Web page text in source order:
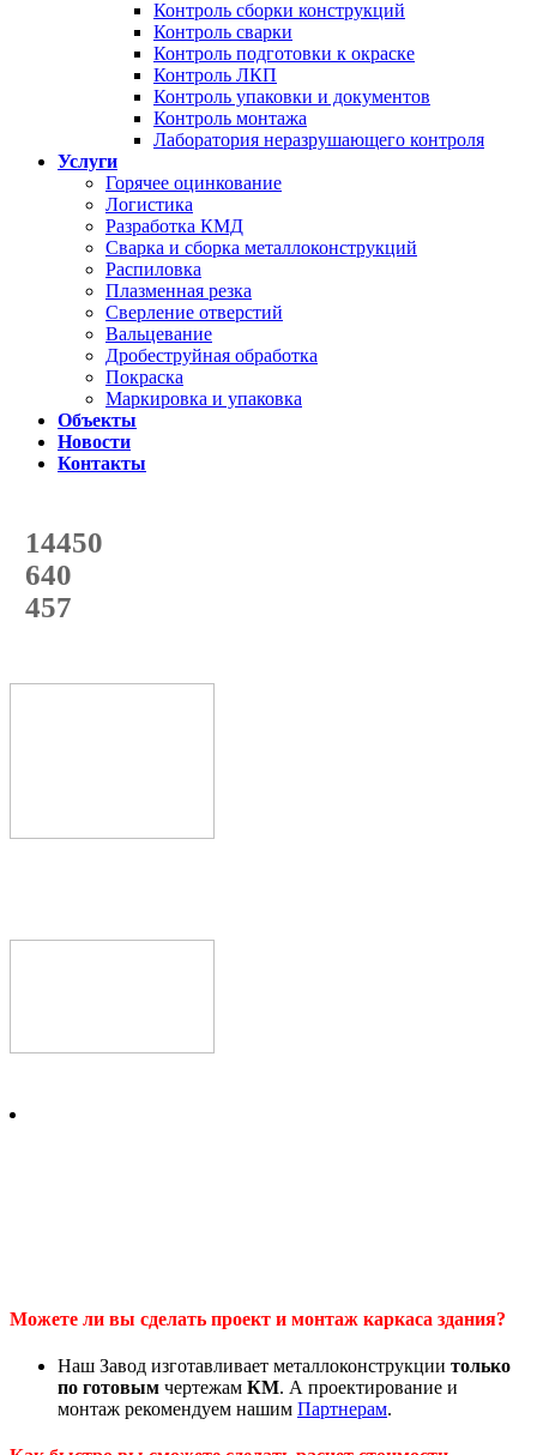
Контроль сборки конструкций
Контроль сварки
Контроль подготовки к окраске
Контроль ЛКП
Контроль упаковки и документов
Контроль монтажа
Лаборатория неразрушающего контроля
Услуги
Горячее оцинкование
Логистика
Разработка КМД
Сварка и сборка металлоконструкций
Распиловка
Плазменная резка
Сверление отверстий
Вальцевание
Дробеструйная обработка
Покраска
Маркировка и упаковка
Объекты
Новости
Контакты
14450
с начала года
640
с начала месяца
457
с начала недели
Можете ли вы сделать проект и монтаж каркаса здания?
Наш Завод изготавливает металлоконструкции только
по готовым чертежам КМ. А проектирование и
монтаж рекомендуем нашим Партнерам.